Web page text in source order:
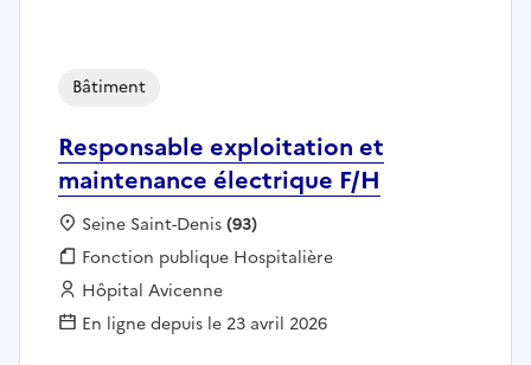
Responsable exploitation et
maintenance électrique F/H
Bâtiment
Localisation :
Seine Saint-Denis(93)
Fonction publique :
Fonction publique Hospitalière
Employeur :
Hôpital Avicenne
En ligne depuis le 23 avril 2026